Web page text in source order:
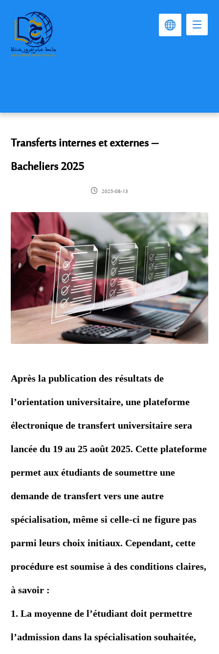
Transferts internes et externes –
Bacheliers 2025
2025-08-13
Après la publication des résultats de
l’orientation universitaire, une plateforme
électronique de transfert universitaire sera
lancée du 19 au 25 août 2025. Cette plateforme
permet aux étudiants de soumettre une
demande de transfert vers une autre
spécialisation, même si celle-ci ne figure pas
parmi leurs choix initiaux. Cependant, cette
procédure est soumise à des conditions claires,
à savoir :
1. La moyenne de l’étudiant doit permettre
l’admission dans la spécialisation souhaitée,